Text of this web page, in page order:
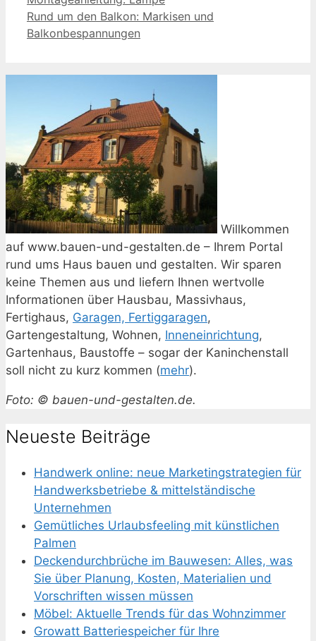
Rund um den Balkon: Markisen und
Balkonbespannungen
Willkommen
auf www.bauen-und-gestalten.de – Ihrem Portal
rund ums Haus bauen und gestalten. Wir sparen
keine Themen aus und liefern Ihnen wertvolle
Informationen über Hausbau, Massivhaus,
Fertighaus, Garagen, Fertiggaragen,
Gartengestaltung, Wohnen, Inneneinrichtung,
Gartenhaus, Baustoffe – sogar der Kaninchenstall
soll nicht zu kurz kommen (mehr).
Foto: © bauen-und-gestalten.de.
Neueste Beiträge
Handwerk online: neue Marketingstrategien für
Handwerksbetriebe & mittelständische
Unternehmen
Gemütliches Urlaubsfeeling mit künstlichen
Palmen
Deckendurchbrüche im Bauwesen: Alles, was
Sie über Planung, Kosten, Materialien und
Vorschriften wissen müssen
Möbel: Aktuelle Trends für das Wohnzimmer
Growatt Batteriespeicher für Ihre